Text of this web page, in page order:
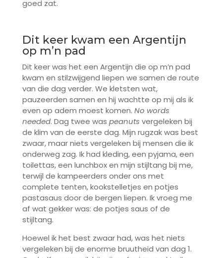
goed zat.
Dit keer kwam een Argentijn
op m’n pad
Dit keer was het een Argentijn die op m’n pad
kwam en stilzwijgend liepen we samen de route
van die dag verder. We kletsten wat,
pauzeerden samen en hij wachtte op mij als ik
even op adem moest komen. No words
needed. Dag twee was peanuts vergeleken bij
de klim van de eerste dag. Mijn rugzak was best
zwaar, maar niets vergeleken bij mensen die ik
onderweg zag. Ik had kleding, een pyjama, een
toilettas, een lunchbox en mijn stijltang bij me,
terwijl de kampeerders onder ons met
complete tenten, kookstelletjes en potjes
pastasaus door de bergen liepen. Ik vroeg me
af wat gekker was: de potjes saus of de
stijltang.
Hoewel ik het best zwaar had, was het niets
vergeleken bij de enorme bruutheid van dag 1.